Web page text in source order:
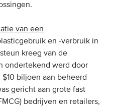
van een
en -verbruik in
kreeg van de
ondertekend werd door
biljoen aan beheerd
gericht aan grote fast
bedrijven en retailers,